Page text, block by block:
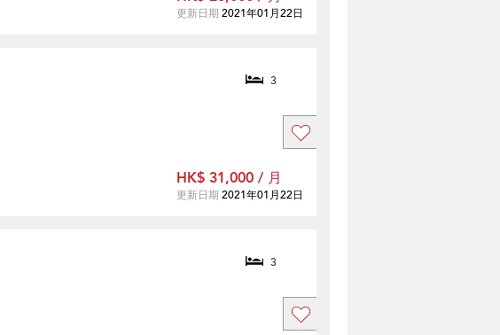
更新日期 2021年01月22日
3
HK$ 31,000 / 月
更新日期 2021年01月22日
3